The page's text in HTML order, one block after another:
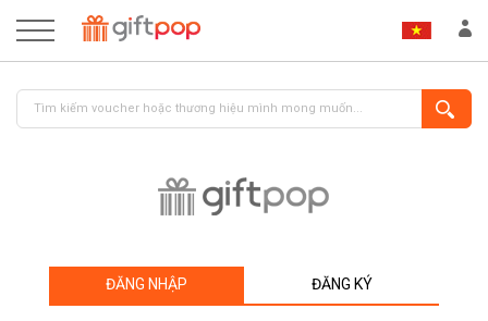
ĐĂNG NHẬP ĐĂNG KÝ